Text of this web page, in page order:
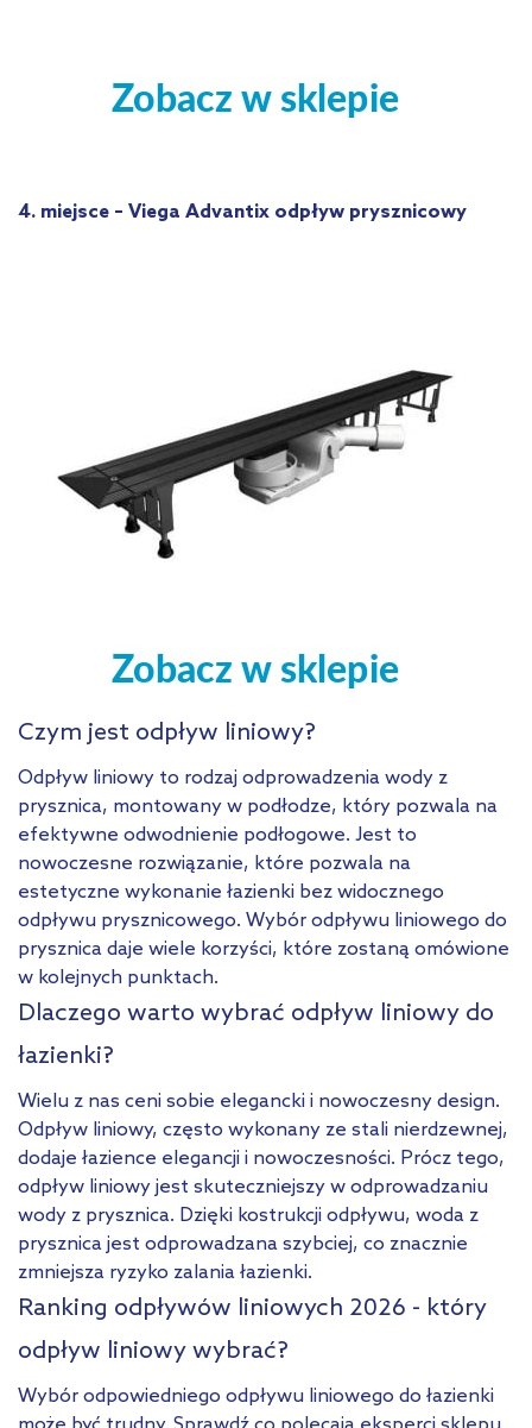
4. miejsce – Viega Advantix odpływ prysznicowy
Czym jest odpływ liniowy?
Odpływ liniowy to rodzaj odprowadzenia wody z
prysznica, montowany w podłodze, który pozwala na
efektywne odwodnienie podłogowe. Jest to
nowoczesne rozwiązanie, które pozwala na
estetyczne wykonanie łazienki bez widocznego
odpływu prysznicowego. Wybór odpływu liniowego do
prysznica daje wiele korzyści, które zostaną omówione
w kolejnych punktach.
Dlaczego warto wybrać odpływ liniowy do
łazienki?
Wielu z nas ceni sobie elegancki i nowoczesny design.
Odpływ liniowy, często wykonany ze stali nierdzewnej,
dodaje łazience elegancji i nowoczesności. Prócz tego,
odpływ liniowy jest skuteczniejszy w odprowadzaniu
wody z prysznica. Dzięki kostrukcji odpływu, woda z
prysznica jest odprowadzana szybciej, co znacznie
zmniejsza ryzyko zalania łazienki.
Ranking odpływów liniowych 2026 - który
odpływ liniowy wybrać?
Wybór odpowiedniego odpływu liniowego do łazienki